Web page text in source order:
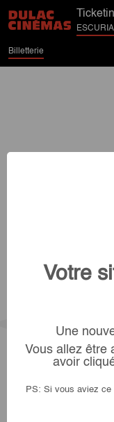
Billetterie
Votre
Une
Vous allez être
avoir
PS: Si vous aviez